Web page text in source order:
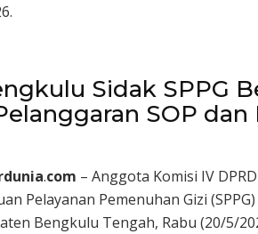
Sidak SPPG
SOP
.com – Anggota Komisi IV
Pelayanan Pemenuhan Gizi
Bengkulu Tengah, Rabu (20/5/